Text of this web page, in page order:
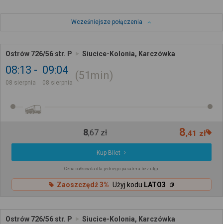
Wcześniejsze połączenia
Ostrów 726/56 str. P Siucice-Kolonia, Karczówka
08:13
08 sierpnia
09:04
08 sierpnia
51min
8,67 zł 8,41 zł
Kup Bilet
Cena całkowita dla jednego pasażera bez ulgi
Zaoszczędź 3% Użyj kodu LATO3
Ostrów 726/56 str. P Siucice-Kolonia, Karczówka